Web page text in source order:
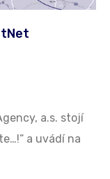
a.s. stojí
a uvádí na